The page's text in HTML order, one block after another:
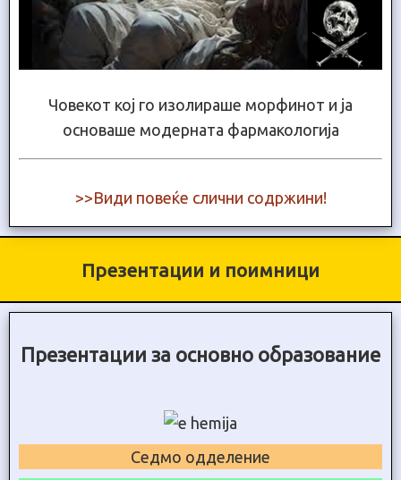
Човекот кој го изолираше морфинот и ја
основаше модерната фармакологија
>>Види повеќе слични содржини!
Презентации и поимници
Презентации за основно образование
Седмо одделение